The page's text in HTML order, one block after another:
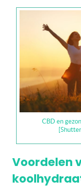
CBD en
Voordelen